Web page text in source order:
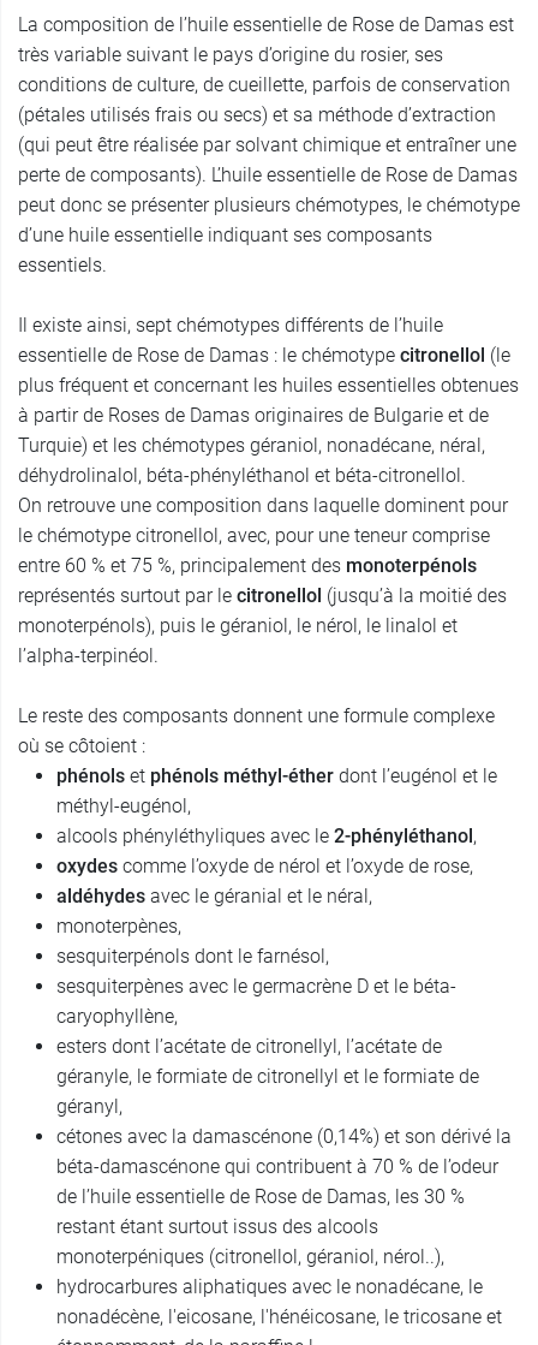
La composition de l’huile essentielle de Rose de Damas est
très variable suivant le pays d’origine du rosier, ses
conditions de culture, de cueillette, parfois de conservation
(pétales utilisés frais ou secs) et sa méthode d’extraction
(qui peut être réalisée par solvant chimique et entraîner une
perte de composants). L’huile essentielle de Rose de Damas
peut donc se présenter plusieurs chémotypes, le chémotype
d’une huile essentielle indiquant ses composants
essentiels.
Il existe ainsi, sept chémotypes différents de l’huile
essentielle de Rose de Damas : le chémotype citronellol (le
plus fréquent et concernant les huiles essentielles obtenues
à partir de Roses de Damas originaires de Bulgarie et de
Turquie) et les chémotypes géraniol, nonadécane, néral,
déhydrolinalol, béta-phényléthanol et béta-citronellol.
On retrouve une composition dans laquelle dominent pour
le chémotype citronellol, avec, pour une teneur comprise
entre 60 % et 75 %, principalement des monoterpénols
représentés surtout par le citronellol (jusqu’à la moitié des
monoterpénols), puis le géraniol, le nérol, le linalol et
l’alpha-terpinéol.
Le reste des composants donnent une formule complexe
où se côtoient :
phénols et phénols méthyl-éther dont l’eugénol et le
méthyl-eugénol,
alcools phényléthyliques avec le 2-phényléthanol,
oxydes comme l’oxyde de nérol et l’oxyde de rose,
aldéhydes avec le géranial et le néral,
monoterpènes,
sesquiterpénols dont le farnésol,
sesquiterpènes avec le germacrène D et le béta-
caryophyllène,
esters dont l’acétate de citronellyl, l’acétate de
géranyle, le formiate de citronellyl et le formiate de
géranyl,
cétones avec la damascénone (0,14%) et son dérivé la
béta-damascénone qui contribuent à 70 % de l’odeur
de l’huile essentielle de Rose de Damas, les 30 %
restant étant surtout issus des alcools
monoterpéniques (citronellol, géraniol, nérol..),
hydrocarbures aliphatiques avec le nonadécane, le
nonadécène, l'eicosane, l'hénéicosane, le tricosane et